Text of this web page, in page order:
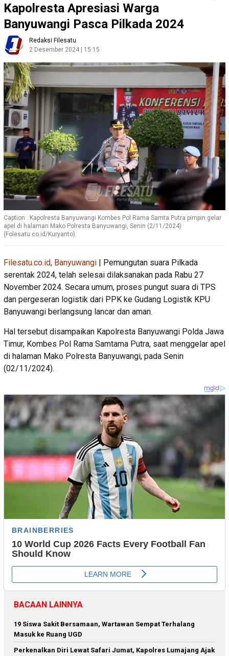
Kapolresta Apresiasi Warga
Banyuwangi Pasca Pilkada 2024
Redaksi Filesatu
2 Desember 2024 | 15:15
Caption : Kapolresta Banyuwangi Kombes Pol Rama Samta Putra pimpin gelar
apel di halaman Mako Polresta Banyuwangi, Senin (2/11/2024)
(Folesatu.co.id/Kuryanto).
Filesatu.co.id, Banyuwangi | Pemungutan suara Pilkada
serentak 2024, telah selesai dilaksanakan pada Rabu 27
November 2024. Secara umum, proses pungut suara di TPS
dan pergeseran logistik dari PPK ke Gudang Logistik KPU
Banyuwangi berlangsung lancar dan aman.
Hal tersebut disampaikan Kapolresta Banyuwangi Polda Jawa
Timur, Kombes Pol Rama Samtama Putra, saat menggelar apel
di halaman Mako Polresta Banyuwangi, pada Senin
(02/11/2024).
BACAAN LAINNYA
19 Siswa Sakit Bersamaan, Wartawan Sempat Terhalang
Masuk ke Ruang UGD
Perkenalkan Diri Lewat Safari Jumat, Kapolres Lumajang Ajak